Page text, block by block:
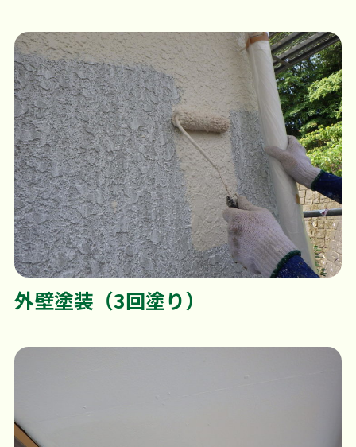
外壁塗装（3回塗り）